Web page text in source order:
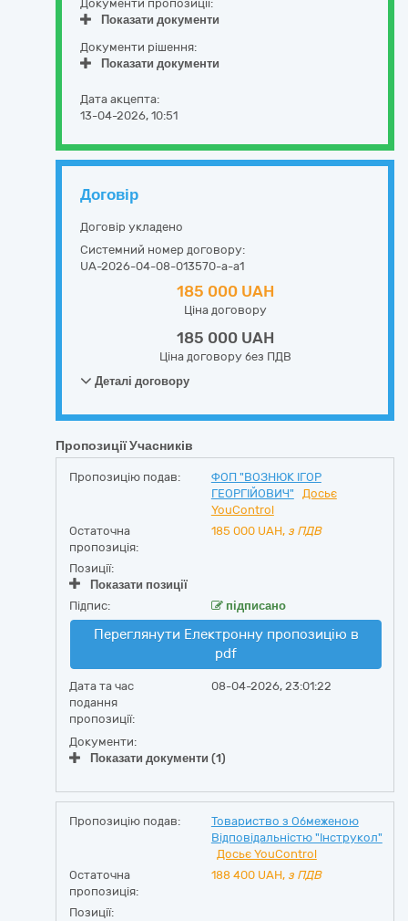
Документи пропозиції:
Показати документи
Документи рішення:
Показати документи
Дата акцепта:
13-04-2026, 10:51
Договір
Договір укладено
Системний номер договору:
UA-2026-04-08-013570-a-a1
185 000 UAH
Ціна договору
185 000 UAH
Ціна договору без ПДВ
Деталі договору
Пропозиції Учасників
Пропозицію подав:
ФОП "ВОЗНЮК ІГОР
ГЕОРГІЙОВИЧ"
Досьє
YouControl
Остаточна
пропозиція:
185 000 UAH, з ПДВ
Позиції:
Показати позиції
Підпис:
підписано
Переглянути Електронну пропозицію в
pdf
Дата та час
подання
пропозиції:
08-04-2026, 23:01:22
Документи:
Показати документи (1)
Пропозицію подав:
Товариство з Обмеженою
Відповідальністю "Інструкол"
Досьє YouControl
Остаточна
пропозиція:
188 400 UAH, з ПДВ
Позиції: